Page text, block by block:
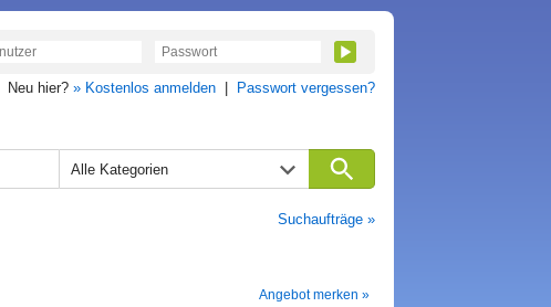
Neu hier? » Kostenlos anmelden Passwort vergessen?
Alle Kategorien
Suchaufträge »
Angebot merken »